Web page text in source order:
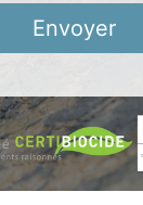
Envoyer